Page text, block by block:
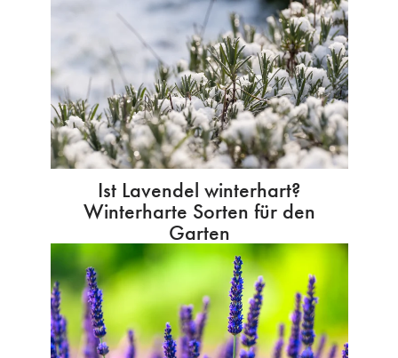
Ist Lavendel winterhart?
Winterharte Sorten für den
Garten